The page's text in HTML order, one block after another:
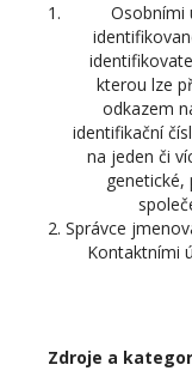
Osobními
kterou lze
odkazem
identifikační
na jeden či
genetické,
Správce
Kontaktními
Zdroje a